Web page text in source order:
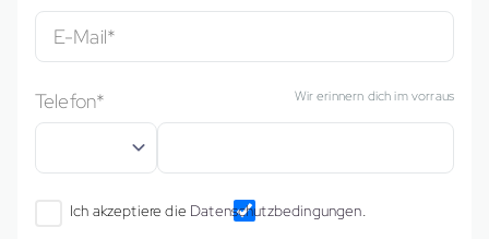
E-Mail*
Telefon* Wir erinnern dich im vorraus
Ich akzeptiere die Datenschutzbedingungen.